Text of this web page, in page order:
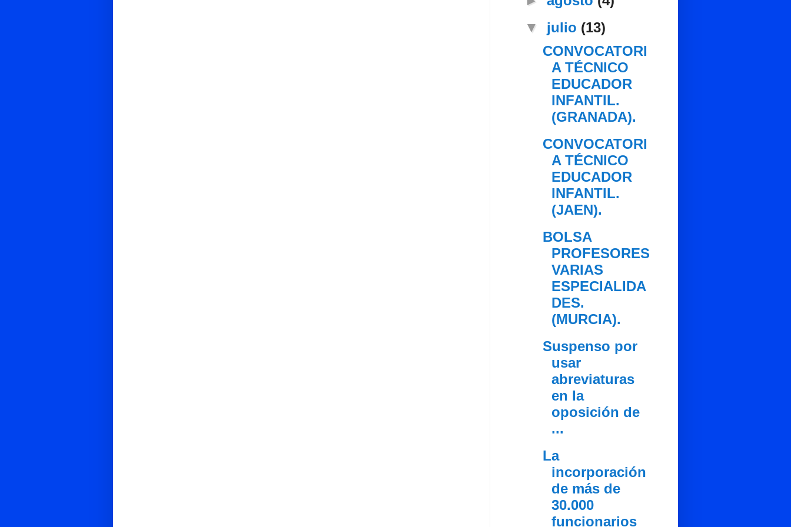
▼ julio (13)
CONVOCATORI
A TÉCNICO
EDUCADOR
INFANTIL.
(GRANADA).
CONVOCATORI
A TÉCNICO
EDUCADOR
INFANTIL.
(JAEN).
BOLSA
PROFESORES
VARIAS
ESPECIALIDA
DES.
(MURCIA).
Suspenso por
usar
abreviaturas
en la
oposición de
...
La
incorporación
de más de
30.000
funcionarios